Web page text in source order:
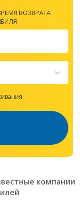
ВОЗВРАТА
компании